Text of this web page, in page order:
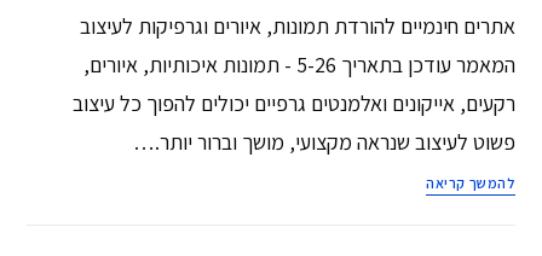
אתרים חינמיים להורדת תמונות, איורים וגרפיקות לעיצוב
המאמר עודכן בתאריך 5-26 - תמונות איכותיות, איורים,
רקעים, אייקונים ואלמנטים גרפיים יכולים להפוך כל עיצוב
פשוט לעיצוב שנראה מקצועי, מושך וברור יותר.…
להמשך קריאה